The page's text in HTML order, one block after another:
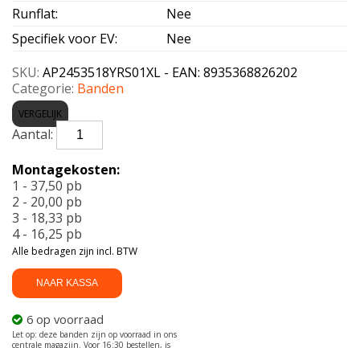
Runflat:
Nee
Specifiek voor EV:
Nee
SKU: AP2453518YRS01XL - EAN: 8935368826202
Categorie: Banden
VERGELIJK
APLUS-
AERIX
XL
245/35
R18
92Y
aantal
NAAR KASSA
6 op voorraad
Montagekosten:
1 - 37,50 pb
2 - 20,00 pb
3 - 18,33 pb
4 - 16,25 pb
Alle bedragen zijn incl. BTW